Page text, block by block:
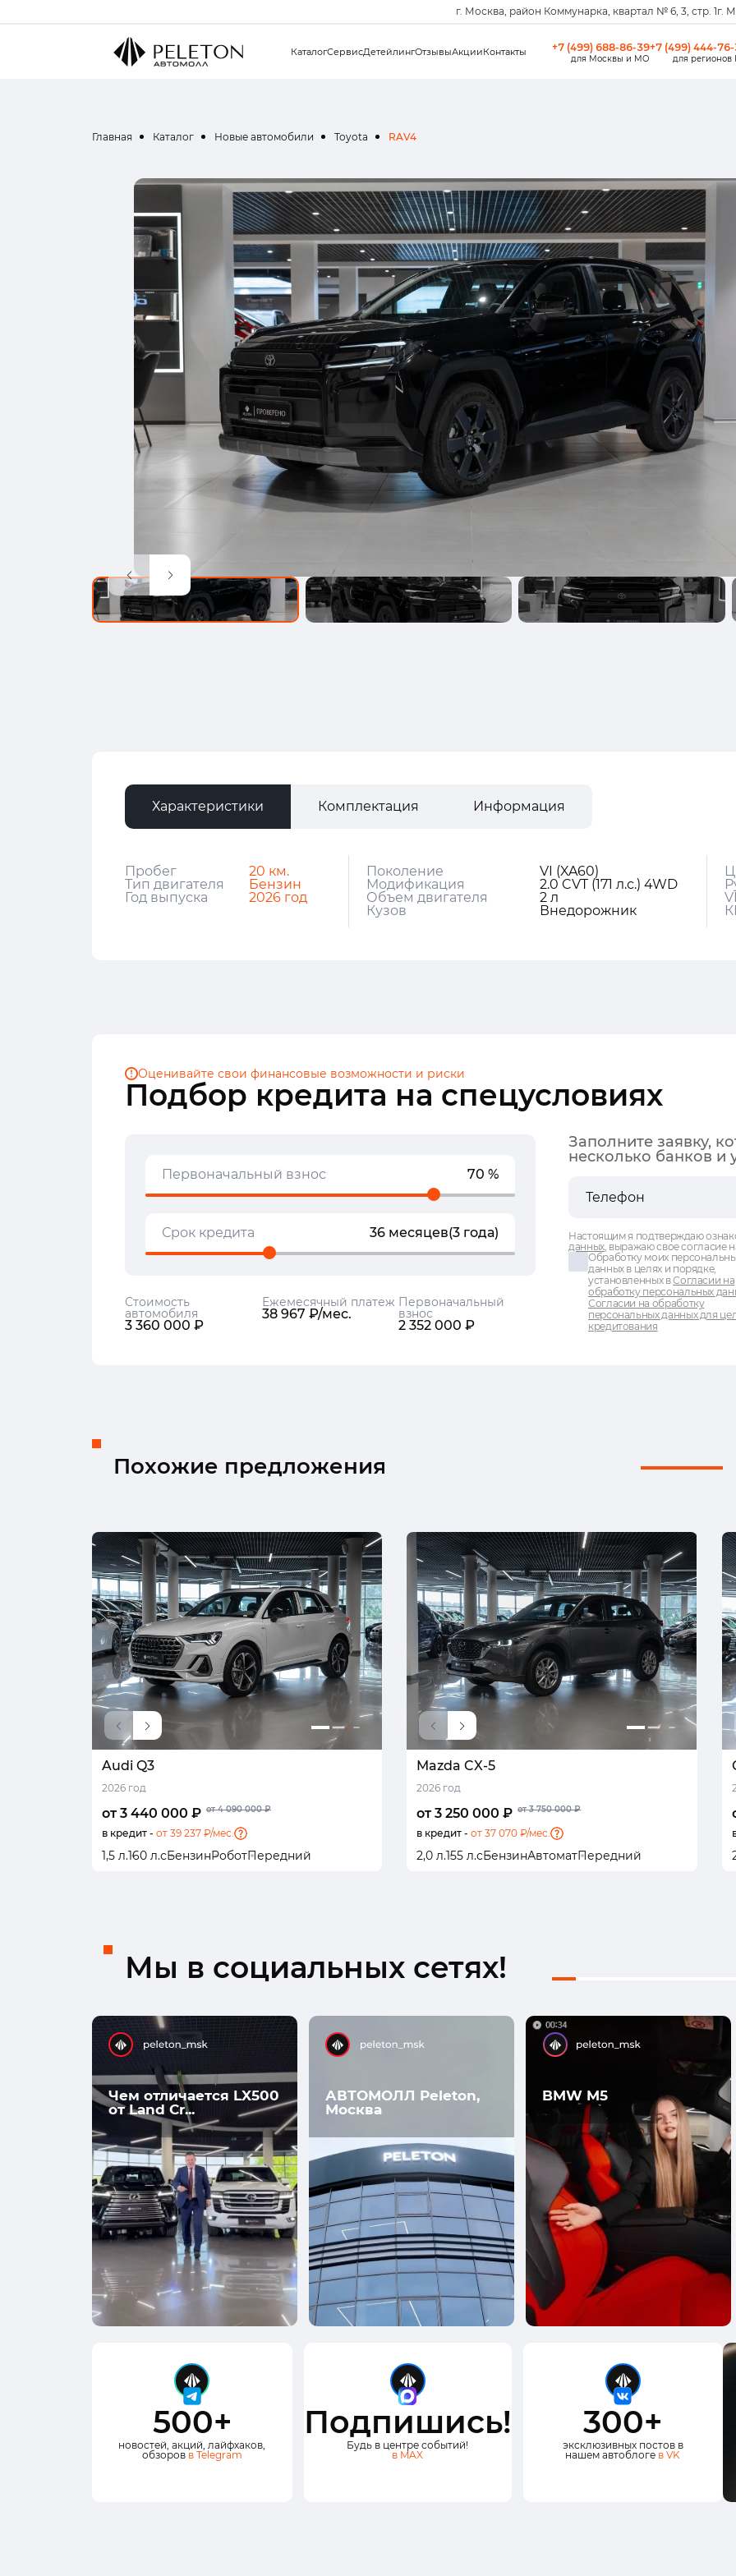
г. Москва, район Коммунарка, квартал № 6, 3, стр. 1г.
КаталогСервисДетейлингОтзывыАкцииКонтакты +7 (499) 688-86-39
для Москвы и МО
+7 (499) 444-
для регионов
Главная Каталог Новые автомобили Toyota RAV4
Характеристики Комплектация Информация
Пробег
20 км.
Тип двигателя
Бензин
Год выпуска
2026 год
Поколение
VI (XA60)
Модификация
2.0 CVT (171 л.с.) 4WD
Объем двигателя
2 л
Кузов
Внедорожник
Подбор кредита на спецусловиях
Оценивайте свои финансовые возможности и риски
Первоначальный взнос 70 %
Срок кредита 36 месяцев(3 года)
Стоимость
автомобиля
3 360 000 ₽
Ежемесячный платеж
38 967 ₽/мес.
Первоначальный
взнос
2 352 000 ₽
Заполните заявку,
несколько банков и
Настоящим я подтверждаю
данных, выражаю свое согласие
Обработку моих
данных в целях и порядке,
установленных вСогласии на
обработку персональных
Согласии на обработку
персональных данных для
кредитования
Похожие предложения
Audi Q3
2026 год
от 3 440 000 ₽ от 4 090 000 ₽
в кредит - от 39 237 ₽/мес.
1,5 л.160 л.сБензинРоботПередний
Mazda CX-5
2026 год
от 3 250 000 ₽ от 3 750 000 ₽
в кредит - от 37 070 ₽/мес.
2,0 л.155 л.сБензинАвтоматПередний
Мы в социальных сетях!
Чем отличается LX500
от Land Cr...
АВТОМОЛЛ Peleton,
Москва
BMW M5
500+
новостей, акций, лайфхаков,
обзоров в Telegram
Подпишись!
Будь в центре событий!
в MAX
300+
эксклюзивных постов в
нашем автоблоге в VK